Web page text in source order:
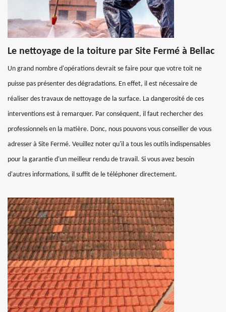
Le nettoyage de la toiture par Site Fermé à Bellac
Un grand nombre d'opérations devrait se faire pour que votre toit ne
puisse pas présenter des dégradations. En effet, il est nécessaire de
réaliser des travaux de nettoyage de la surface. La dangerosité de ces
interventions est à remarquer. Par conséquent, il faut rechercher des
professionnels en la matière. Donc, nous pouvons vous conseiller de vous
adresser à Site Fermé. Veuillez noter qu'il a tous les outils indispensables
pour la garantie d'un meilleur rendu de travail. Si vous avez besoin
d'autres informations, il suffit de le téléphoner directement.